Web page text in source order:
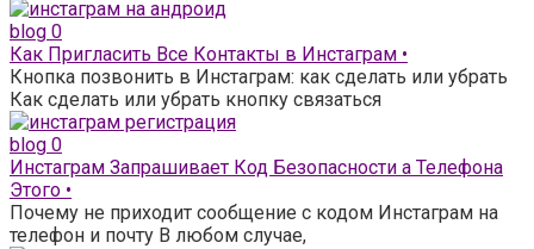
blog 0
Как Пригласить Все Контакты в Инстаграм •
Кнопка позвонить в Инстаграм: как сделать или убрать
Как сделать или убрать кнопку связаться
blog 0
Инстаграм Запрашивает Код Безопасности а Телефона
Этого •
Почему не приходит сообщение с кодом Инстаграм на
телефон и почту В любом случае,